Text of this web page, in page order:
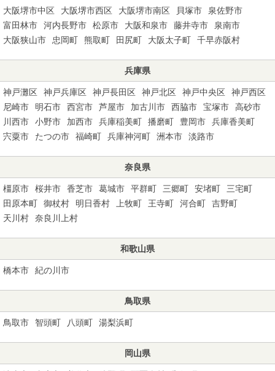
大阪堺市中区
大阪堺市西区 大阪堺市南区 貝塚市
泉佐野市
富田林市
河内長野市 松原市 大阪和泉市 藤井寺市
泉南市
大阪狭山市
忠岡町 熊取町 田尻町 大阪太子町 千早赤阪村
兵庫県
神戸灘区 神戸兵庫区 神戸長田区 神戸北区 神戸中央区
神戸西区
尼崎市
明石市 西宮市 芦屋市 加古川市 西脇市 宝塚市
高砂市
川西市
小野市 加西市 兵庫稲美町 播磨町 豊岡市
兵庫香美町
宍粟市
たつの市 福崎町 兵庫神河町 洲本市 淡路市
奈良県
橿原市 桜井市 香芝市 葛城市 平群町 三郷町 安堵町
三宅町
田原本町
御杖村 明日香村 上牧町 王寺町 河合町
吉野町
天川村
奈良川上村
和歌山県
橋本市 紀の川市
鳥取県
鳥取市 智頭町 八頭町 湯梨浜町
岡山県